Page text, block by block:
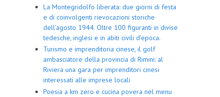
La Montegridolfo liberata: due giorni di festa
e di coinvolgenti rievocazioni storiche
dell’agosto 1944. Oltre 100 figuranti in divise
tedesche, inglesi e in abiti civili d’epoca.
Turismo e imprenditoria cinese, il golf
ambasciatore della provincia di Rimini: al
Riviera una gara per imprenditori cinesi
interessati alle imprese locali
Poesia a km zero e cucina povera nel menu